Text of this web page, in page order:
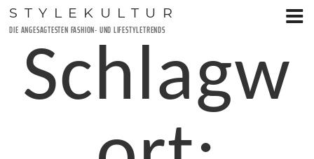
Zum
Inhalt
STYLEKULTUR
DIE ANGESAGTESTEN FASHION- UND LIFESTYLETRENDS
Schlagw